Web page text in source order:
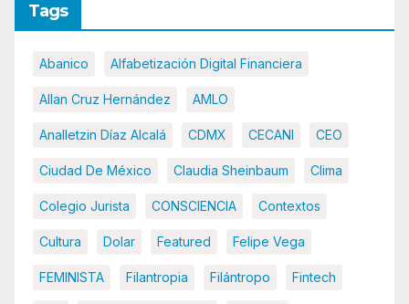
Tags
Abanico Alfabetización Digital Financiera
Allan Cruz Hernández AMLO
Analletzin Díaz Alcalá CDMX CECANI CEO
Ciudad De México Claudia Sheinbaum Clima
Colegio Jurista CONSCIENCIA Contextos
Cultura Dolar Featured Felipe Vega
FEMINISTA Filantropia Filántropo Fintech